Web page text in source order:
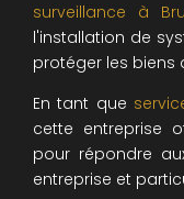
surveillance à
l'installation de
protéger les biens
En tant que
cette entreprise
pour répondre
entreprise et